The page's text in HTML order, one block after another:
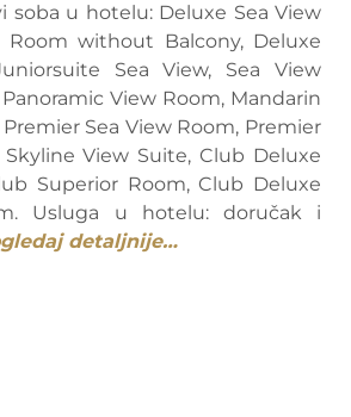
soba u hotelu: Deluxe Sea View
Room without Balcony, Deluxe
Sea View, Sea View
View Room, Mandarin
Sea View Room, Premier
Skyline View Suite, Club Deluxe
Superior Room, Club Deluxe
Usluga u hotelu: doručak i
detaljnije…